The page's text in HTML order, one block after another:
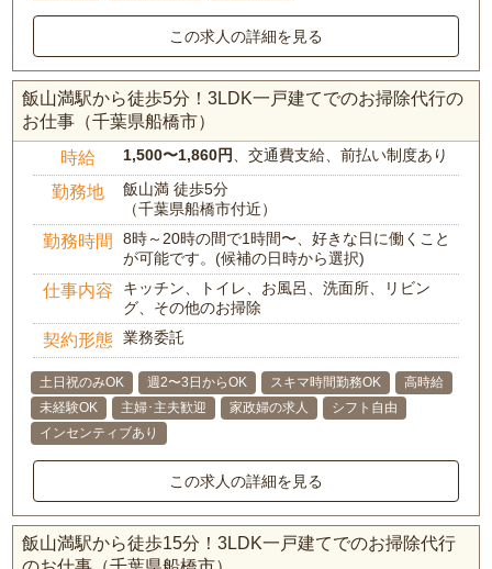
この求人の詳細を見る
飯山満駅から徒歩5分！3LDK一戸建てでのお掃除代行の
お仕事（千葉県船橋市）
時給 1,500〜1,860円、交通費支給、前払い制度あり
勤務地
飯山満 徒歩5分
（千葉県船橋市付近）
勤務時間
8時～20時の間で1時間〜、好きな日に働くこと
が可能です。(候補の日時から選択)
仕事内容
キッチン、トイレ、お風呂、洗面所、リビン
グ、その他のお掃除
契約形態 業務委託
土日祝のみOK 週2〜3日からOK スキマ時間勤務OK
高時給
未経験OK
主婦･主夫歓迎 家政婦の求人
シフト自由
インセンティブあり
この求人の詳細を見る
飯山満駅から徒歩15分！3LDK一戸建てでのお掃除代行